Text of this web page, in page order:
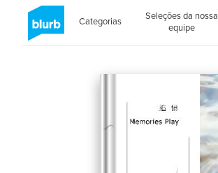
Categorias
Seleções da nossa
equipe